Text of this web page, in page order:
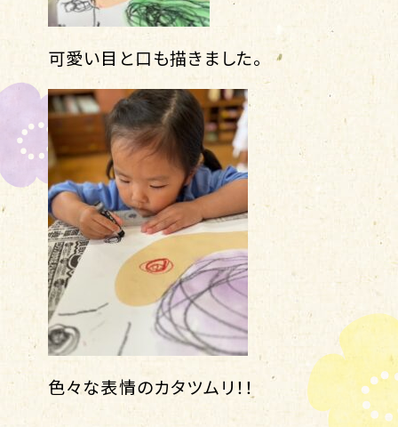
可愛い目と口も描きました。
色々な表情のカタツムリ！！